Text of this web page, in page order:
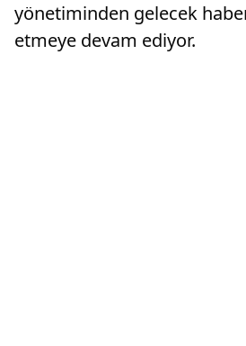
yönetiminden gelecek
etmeye devam ediyor.